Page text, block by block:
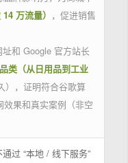
万流量） ，促进销售
和 Google 官方站长
类（从日用品到工业
），证明符合谷歌算
果和真实案例（非空
过 “本地 / 线下服务”